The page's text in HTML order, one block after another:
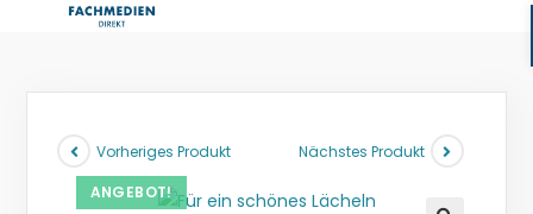
ANGEBOT!
Vorheriges Produkt Nächstes Produkt